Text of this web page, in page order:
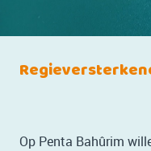
Op Penta Bahûrim